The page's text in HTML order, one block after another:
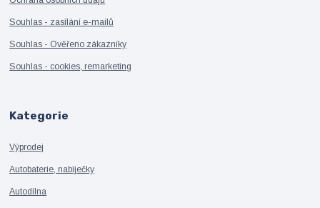
Souhlas - zasílání e-mailů
Souhlas - Ověřeno zákazníky
Souhlas - cookies, remarketing
Kategorie
Výprodej
Autobaterie, nabíječky
Autodílna